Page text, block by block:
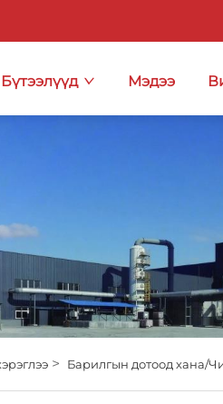
Бүтээлүүд Мэдээ
> Барилгын дотоод хана/